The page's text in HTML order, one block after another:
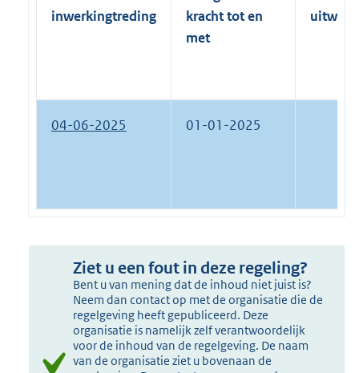
inwerkingtreding
kracht tot en
met
04-06-2025 01-01-2025
Ziet u een fout in deze regeling?
Bent u van mening dat de inhoud niet juist is?
Neem dan contact op met de organisatie die de
regelgeving heeft gepubliceerd. Deze
organisatie is namelijk zelf verantwoordelijk
voor de inhoud van de regelgeving. De naam
van de organisatie ziet u bovenaan de